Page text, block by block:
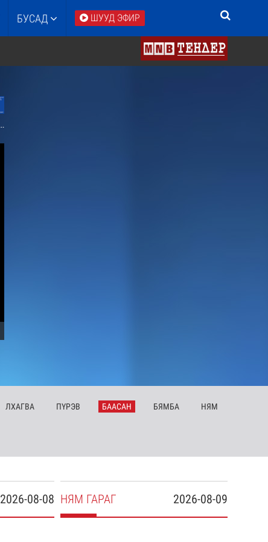
БУСАД ШУУД ЭФИР
ЛХАГВА ПҮРЭВ БААСАН БЯМБА НЯМ
2026-08-08 2026-08-09
НЯМ ГАРАГ